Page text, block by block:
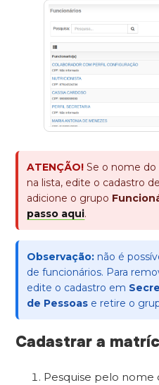
ATENÇÃO! Se o nome do
na lista, edite o cadastro
adicione o grupo
passo aqui.
Observação: não é
de funcionários. Para
edite o cadastro em
de Pessoas e retire o
Cadastrar a
Pesquise pelo nome